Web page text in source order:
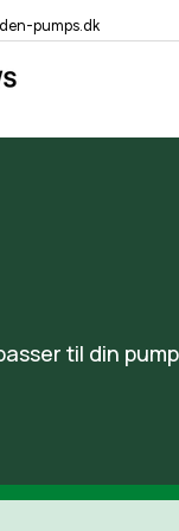
pumps.dk
til din